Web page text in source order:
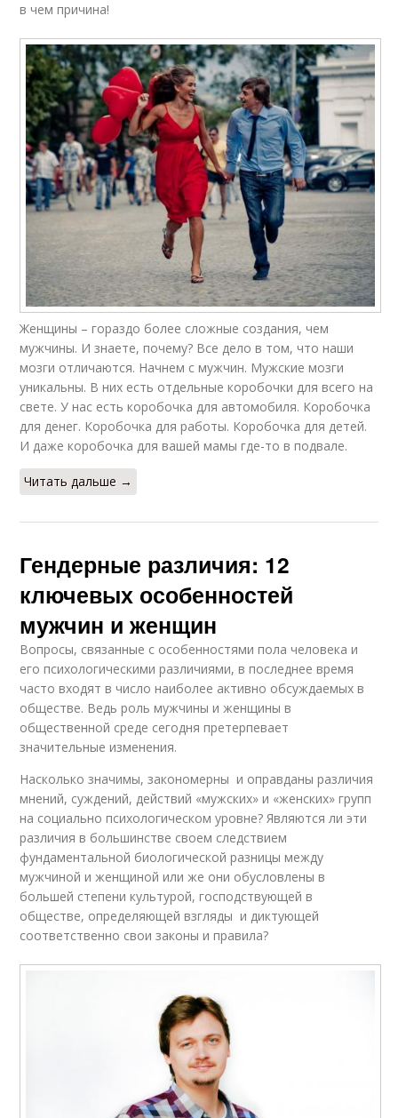
в чем причина!
Женщины – гораздо более сложные создания, чем
мужчины. И знаете, почему? Все дело в том, что наши
мозги отличаются. Начнем с мужчин. Мужские мозги
уникальны. В них есть отдельные коробочки для всего на
свете. У нас есть коробочка для автомобиля. Коробочка
для денег. Коробочка для работы. Коробочка для детей.
И даже коробочка для вашей мамы где-то в подвале.
Читать дальше →
Гендерные различия: 12
ключевых особенностей
мужчин и женщин
Вопросы, связанные с особенностями пола человека и
его психологическими различиями, в последнее время
часто входят в число наиболее активно обсуждаемых в
обществе. Ведь роль мужчины и женщины в
общественной среде сегодня претерпевает
значительные изменения.
Насколько значимы, закономерны и оправданы различия
мнений, суждений, действий «мужских» и «женских» групп
на социально психологическом уровне? Являются ли эти
различия в большинстве своем следствием
фундаментальной биологической разницы между
мужчиной и женщиной или же они обусловлены в
большей степени культурой, господствующей в
обществе, определяющей взгляды и диктующей
соответственно свои законы и правила?